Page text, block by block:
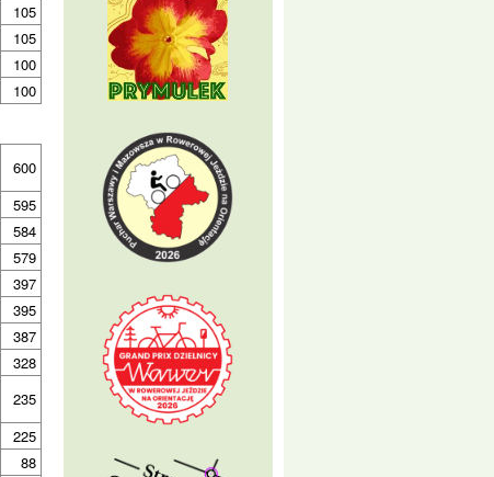
105
105
100
100
600
595
584
579
397
395
387
328
235
225
88